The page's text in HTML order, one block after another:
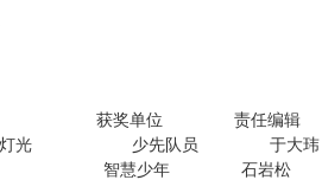
获奖单位 责任编辑
色的灯光 少先队员 于大玮
会 智慧少年 石岩松